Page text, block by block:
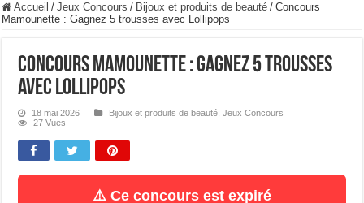
Accueil / Jeux Concours / Bijoux et produits de beauté / Concours
Mamounette : Gagnez 5 trousses avec Lollipops
Concours Mamounette : Gagnez 5 trousses
avec Lollipops
18 mai 2026 Bijoux et produits de beauté ,Jeux Concours
27 Vues
⚠️ Ce concours est expiré